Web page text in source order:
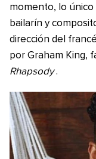
momento, lo único
bailarín y
dirección del
por Graham King,
Rhapsody .